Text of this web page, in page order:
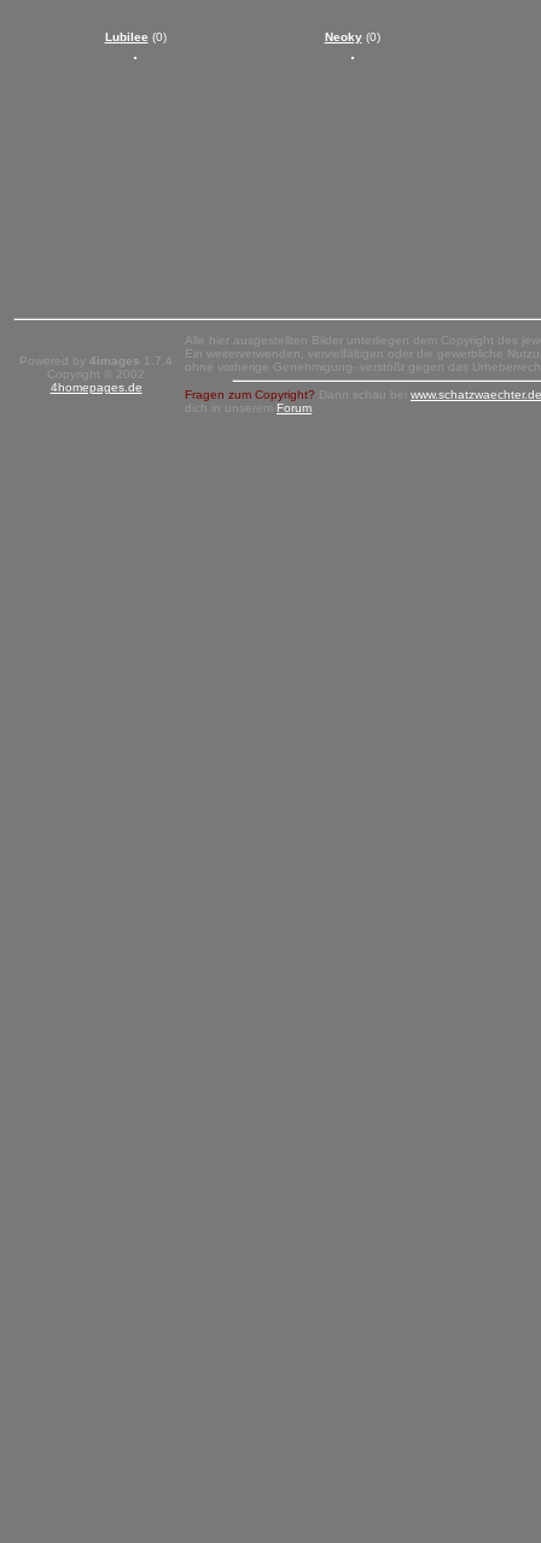
Lubilee (0) Neoky(0)
Powered by 4images 1.7.4
Copyright © 2002
4homepages.de
Alle hier ausgestellten Bilder unterliegen dem Copyright des
Ein weiterverwenden, vervielfältigen oder die gewerbliche
ohne vorherige Genehmigung- verstößt gegen das
Fragen zum Copyright? Dann schau bei www.schatzwaechter.de
dich in unserem Forum